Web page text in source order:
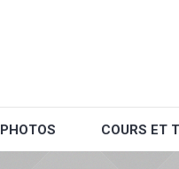
PHOTOS COURS ET